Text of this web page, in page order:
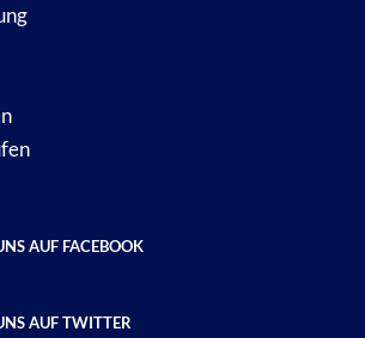
AUF FACEBOOK
AUF TWITTER